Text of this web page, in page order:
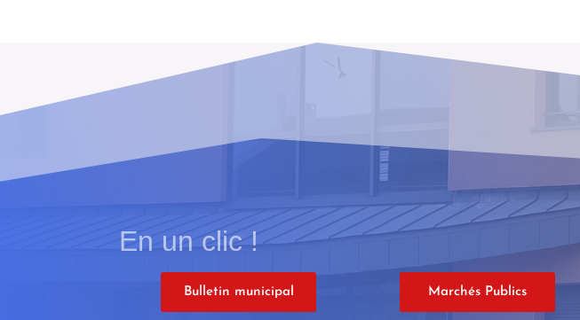
En un clic !
Bulletin municipal Marchés Publics